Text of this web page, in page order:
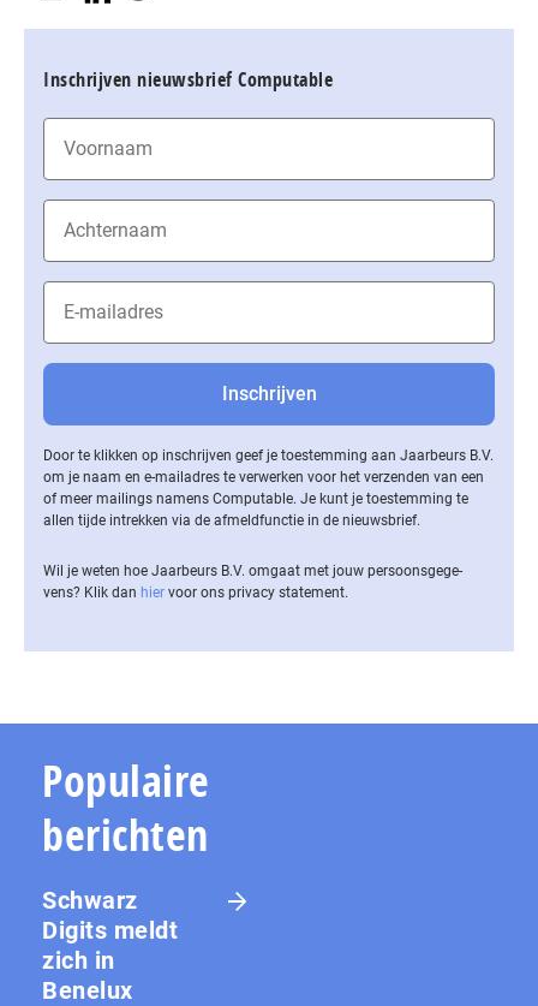
Inschrijven nieuwsbrief Computable
Door te klikken op inschrijven geef je toestemming aan Jaarbeurs B.V.
om je naam en e-mailadres te verwerken voor het verzenden van een
of meer mailings namens Computable. Je kunt je toestemming te
allen tijde intrekken via de af­meld­func­tie in de nieuwsbrief.
Wil je weten hoe Jaarbeurs B.V. omgaat met jouw per­soons­ge­ge­
vens? Klik dan hier voor ons privacy statement.
Populaire
berichten
Schwarz
Digits meldt
zich in
Benelux